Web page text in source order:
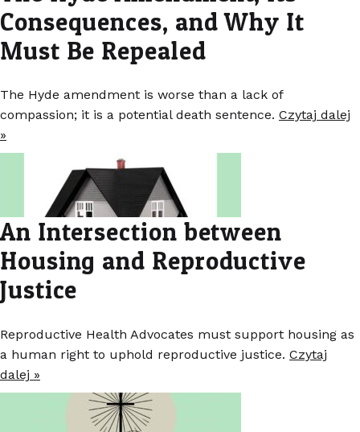
Consequences, and Why It
Must Be Repealed
The Hyde amendment is worse than a lack of
compassion; it is a potential death sentence. Czytaj dalej
»
An Intersection between
Housing and Reproductive
Justice
Reproductive Health Advocates must support housing as
a human right to uphold reproductive justice. Czytaj
dalej »